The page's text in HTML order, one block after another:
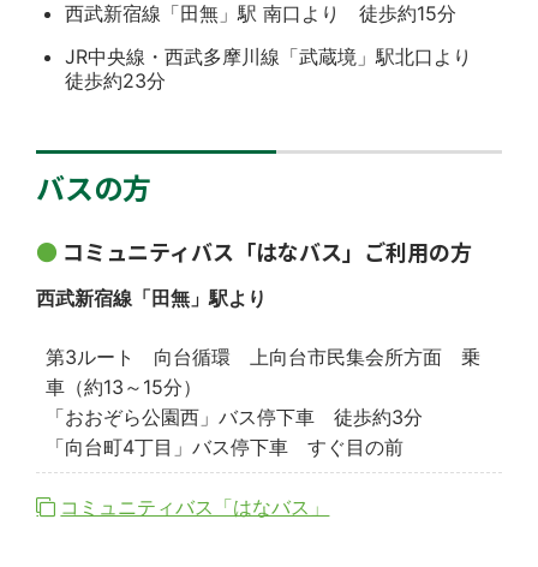
西武新宿線「田無」駅 南口より 徒歩約15分
JR中央線・西武多摩川線「武蔵境」駅北口より
徒歩約23分
バスの方
コミュニティバス「はなバス」ご利用の方
西武新宿線「田無」駅より
第3ルート 向台循環 上向台市民集会所方面 乗
車（約13～15分）
「おおぞら公園西」バス停下車 徒歩約3分
「向台町4丁目」バス停下車 すぐ目の前
コミュニティバス「はなバス」